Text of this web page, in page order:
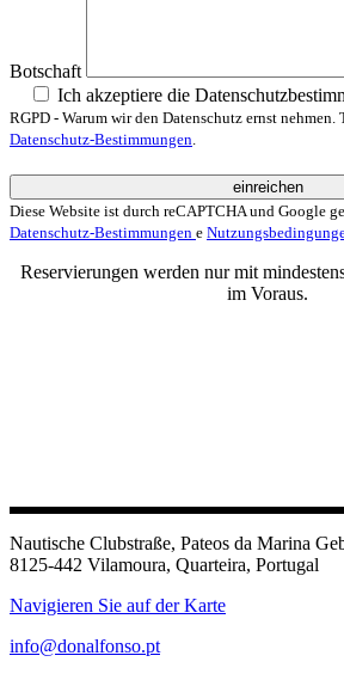
Botschaft
Ich akzeptiere die
RGPD - Warum wir den Datenschutz ernst nehmen.
Datenschutz-Bestimmungen
einreichen
Diese Website ist durch reCAPTCHA und Google
Datenschutz-Bestimmungen e
Reservierungen werden nur mit
im Voraus.
Nautische Clubstraße, Pateos da Marina
8125-442 Vilamoura, Quarteira, Portugal
Navigieren Sie auf der Karte
info@donalfonso.pt